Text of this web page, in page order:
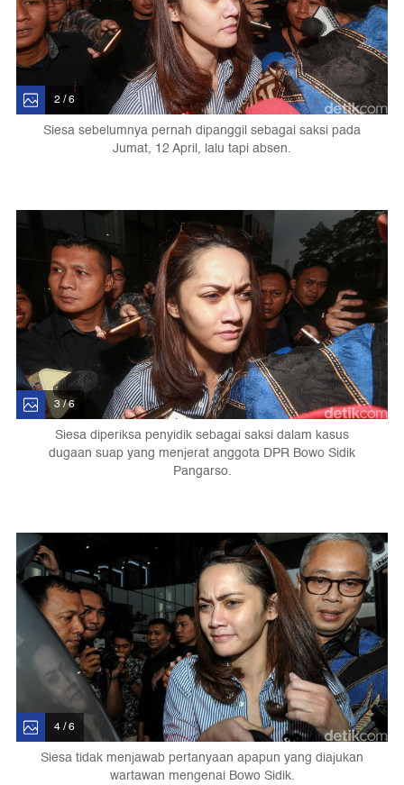
2 / 6
Siesa sebelumnya pernah dipanggil sebagai saksi pada
Jumat, 12 April, lalu tapi absen.
3 / 6
Siesa diperiksa penyidik sebagai saksi dalam kasus
dugaan suap yang menjerat anggota DPR Bowo Sidik
Pangarso.
4 / 6
Siesa tidak menjawab pertanyaan apapun yang diajukan
wartawan mengenai Bowo Sidik.